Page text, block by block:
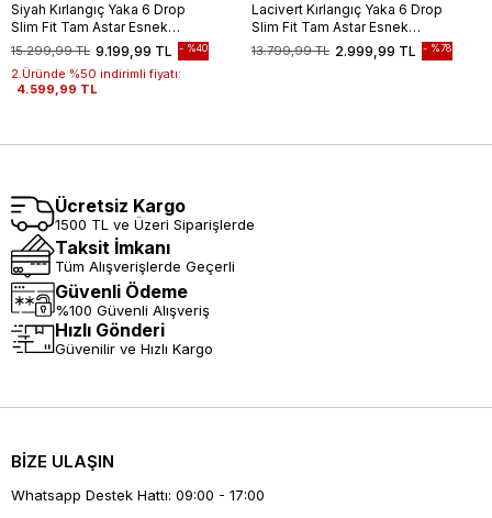
Siyah Kırlangıç Yaka 6 Drop
Slim Fit Tam Astar Esnek
Takım Elbise 1001240011
9.199,99 TL
15.299,99 TL %40
2.Üründe %50 indirimli fiyatı:
4.599,99 TL
Lacivert Kırlangıç Yaka 6 Drop
Slim Fit Tam Astar Esnek
Takım Elbise 1001235011
2.999,99 TL
13.799,99 TL %78
Ücretsiz Kargo
1500 TL ve Üzeri Siparişlerde
Taksit İmkanı
Tüm Alışverişlerde Geçerli
Güvenli Ödeme
%100 Güvenli Alışveriş
Hızlı Gönderi
Güvenilir ve Hızlı Kargo
BİZE ULAŞIN
Whatsapp Destek Hattı: 09:00 - 17:00